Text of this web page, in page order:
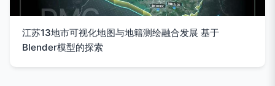
江苏13地市可视化地图与地籍测绘融合发展 基于
Blender模型的探索